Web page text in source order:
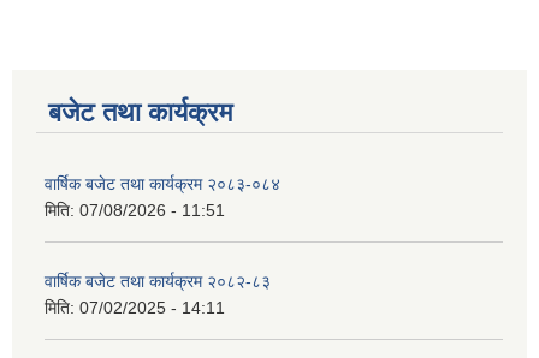
बजेट तथा कार्यक्रम
वार्षिक बजेट तथा कार्यक्रम २०८३-०८४
मिति: 07/08/2026 - 11:51
वार्षिक बजेट तथा कार्यक्रम २०८२-८३
मिति: 07/02/2025 - 14:11